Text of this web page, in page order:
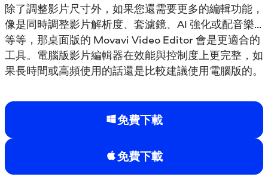
除了調整影片尺寸外，如果您還需要更多的編輯功能，
像是同時調整影片解析度、套濾鏡、AI 強化或配音樂…
等等，那桌面版的 Movavi Video Editor 會是更適合的
工具。電腦版影片編輯器在效能與控制度上更完整，如
果長時間或高頻使用的話還是比較建議使用電腦版的。
免費下載
免費下載